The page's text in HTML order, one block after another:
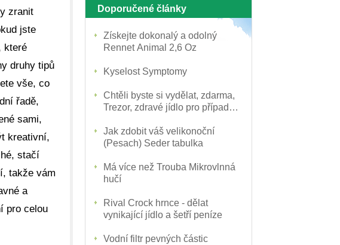
zranit
jste
které
druhy tipů
vše, co
řadě,
sami,
kreativní,
stačí
takže vám
a
pro celou
Doporučené články
Získejte dokonalý a odolný
Rennet Animal 2,6 Oz
Kyselost Symptomy
Chtěli byste si vydělat, zdarma,
Trezor, zdravé jídlo pro případ
katastrofy - Camping
Jak zdobit váš velikonoční
(Pesach) Seder tabulka
Má více než Trouba Mikrovlnná
hučí
Rival Crock hrnce - dělat
vynikající jídlo a šetří peníze
Vodní filtr pevných částic